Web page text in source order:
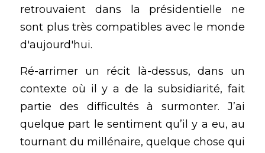
retrouvaient dans la présidentielle ne
sont plus très compatibles avec le monde
d'aujourd'hui.
Ré-arrimer un récit là-dessus, dans un
contexte où il y a de la subsidiarité, fait
partie des difficultés à surmonter. J’ai
quelque part le sentiment qu’il y a eu, au
tournant du millénaire, quelque chose qui